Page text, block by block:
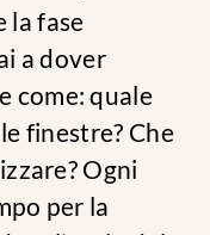
la fase
a dover
come: quale
finestre? Che
Ogni
per la